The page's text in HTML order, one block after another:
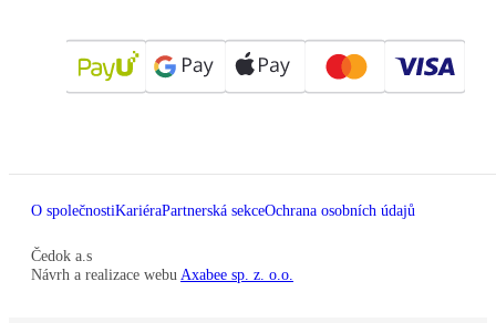
O společnostiKariéraPartnerská sekceOchrana osobních údajů
Čedok a.s
Návrh a realizace webu Axabee sp. z. o.o.